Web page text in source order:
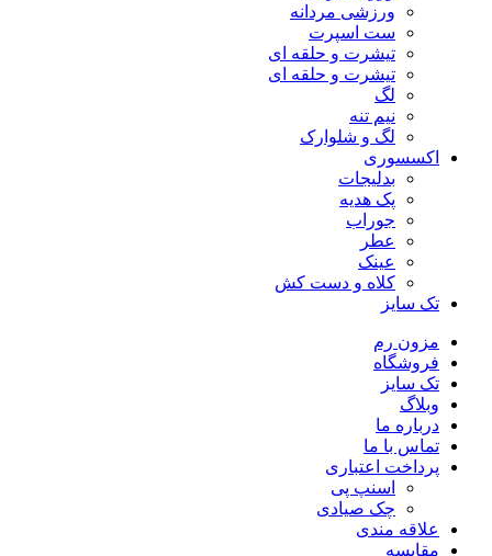
ورزشی مردانه
ست اسپرت
تیشرت و حلقه ای
تیشرت و حلقه ای
لگ
نیم تنه
لگ و شلوارک
اکسسوری
بدلیجات
پک هدیه
جوراب
عطر
عینک
کلاه و دست کش
تک سایز
مزون رم
فروشگاه
تک سایز
وبلاگ
درباره ما
تماس با ما
پرداخت اعتباری
اسنپ پی
چک صیادی
علاقه مندی
مقايسه